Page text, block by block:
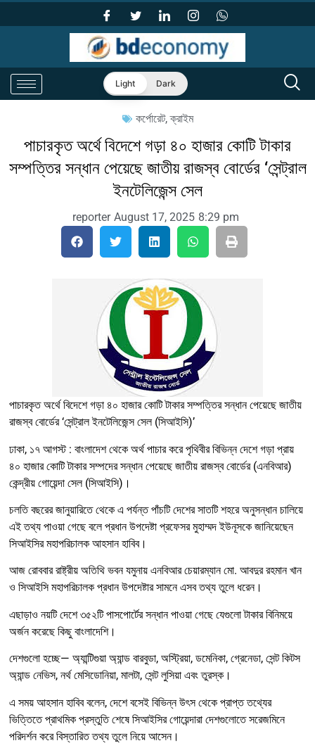
Light Dark
কর্পোরেট,ক্রাইম
পাচারকৃত অর্থে বিদেশে গড়া ৪০ হাজার কোটি টাকার
সম্পত্তির সন্ধান পেয়েছে জাতীয় রাজস্ব বোর্ডের ‘সেন্ট্রাল
ইনটেলিজেন্স সেল
reporter August 17, 2025 8:29 pm
পাচারকৃত অর্থে বিদেশে গড়া ৪০ হাজার কোটি টাকার সম্পত্তির সন্ধান পেয়েছে জাতীয়
রাজস্ব বোর্ডের ‘সেন্ট্রাল ইনটেলিজেন্স সেল (সিআইসি)’
ঢাকা, ১৭ আগস্ট : বাংলাদেশ থেকে অর্থ পাচার করে পৃথিবীর বিভিন্ন দেশে গড়া প্রায়
৪০ হাজার কোটি টাকার সম্পদের সন্ধান পেয়েছে জাতীয় রাজস্ব বোর্ডের (এনবিআর)
কেন্দ্রীয় গোয়েন্দা সেল (সিআইসি)।
চলতি বছরের জানুয়ারিতে থেকে এ পর্যন্ত পাঁচটি দেশের সাতটি শহরে অনুসন্ধান চালিয়ে
এই তথ্য পাওয়া গেছে বলে প্রধান উপদেষ্টা প্রফেসর মুহাম্মদ ইউনূসকে জানিয়েছেন
সিআইসির মহাপরিচালক আহসান হাবিব।
আজ রোববার রাষ্ট্রীয় অতিথি ভবন যমুনায় এনবিআর চেয়ারম্যান মো. আবদুর রহমান খান
ও সিআইসি মহাপরিচালক প্রধান উপদেষ্টার সামনে এসব তথ্য তুলে ধরেন।
এছাড়াও নয়টি দেশে ৩৫২টি পাসপোর্টের সন্ধান পাওয়া গেছে যেগুলো টাকার বিনিময়ে
অর্জন করেছে কিছু বাংলাদেশি।
দেশগুলো হচ্ছে— অ্যান্টিগুয়া অ‍্যান্ড বারবুডা, অস্ট্রিয়া, ডমেনিকা, গ্রেনেডা, সেন্ট কিটস
অ‍্যান্ড নেভিস, নর্থ মেসিডোনিয়া, মালটা, সেন্ট লুসিয়া এবং তুরস্ক।
এ সময় আহসান হাবিব বলেন, দেশে বসেই বিভিন্ন উৎস থেকে প্রাপ্ত তথ্যের
ভিত্তিতে প্রাথমিক প্রস্তুতি শেষে সিআইসির গোয়েন্দারা দেশগুলোতে সরেজমিনে
পরিদর্শন করে বিস্তারিত তথ্য তুলে নিয়ে আসেন।